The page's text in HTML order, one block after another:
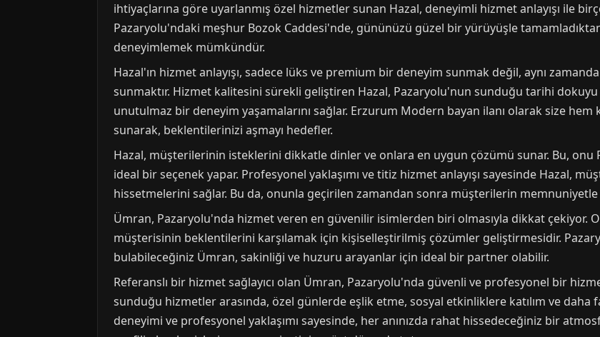
ihtiyaçlarına göre uyarlanmış özel hizmetler sunan Hazal, deneyimli hizmet anlayışı ile
Pazaryolu'ndaki meşhur Bozok Caddesi'nde, gününüzü güzel bir yürüyüşle
deneyimlemek mümkündür.
Hazal'ın hizmet anlayışı, sadece lüks ve premium bir deneyim sunmak değil, aynı
sunmaktır. Hizmet kalitesini sürekli geliştiren Hazal, Pazaryolu'nun sunduğu tarihi
unutulmaz bir deneyim yaşamalarını sağlar. Erzurum Modern bayan ilanı olarak size
sunarak, beklentilerinizi aşmayı hedefler.
Hazal, müşterilerinin isteklerini dikkatle dinler ve onlara en uygun çözümü sunar. Bu, onu
ideal bir seçenek yapar. Profesyonel yaklaşımı ve titiz hizmet anlayışı sayesinde Hazal,
hissetmelerini sağlar. Bu da, onunla geçirilen zamandan sonra müşterilerin
Ümran, Pazaryolu'nda hizmet veren en güvenilir isimlerden biri olmasıyla dikkat çekiyor.
müşterisinin beklentilerini karşılamak için kişiselleştirilmiş çözümler geliştirmesidir.
bulabileceğiniz Ümran, sakinliği ve huzuru arayanlar için ideal bir partner olabilir.
Referanslı bir hizmet sağlayıcı olan Ümran, Pazaryolu'nda güvenli ve profesyonel bir
sunduğu hizmetler arasında, özel günlerde eşlik etme, sosyal etkinliklere katılım ve daha
deneyimi ve profesyonel yaklaşımı sayesinde, her anınızda rahat hissedeceğiniz bir